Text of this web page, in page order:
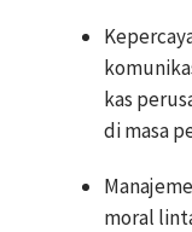
kas
di masa
moral